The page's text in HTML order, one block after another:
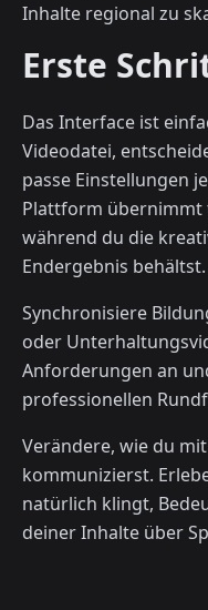
Inhalte regional zu
Erste
Das Interface ist
Videodatei,
passe Einstellungen
Plattform übernimmt
während du die
Endergebnis behältst.
Synchronisiere
oder
Anforderungen an
professionellen
Verändere, wie du
kommunizierst.
natürlich klingt,
deiner Inhalte über